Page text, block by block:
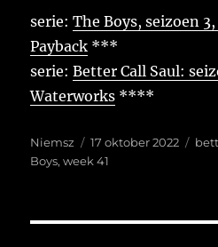
serie:The Boys, seizoen
Payback ***
serie:Better Call Saul:
Waterworks ****
Auteur
Niemsz
Geplaatst
op
17 oktober 2022
Boys,week 41